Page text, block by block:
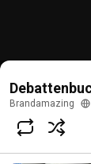
@brandamazing
Brandamazing